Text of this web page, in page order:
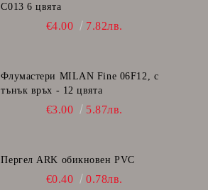
C013 6 цвята
€4.00 7.82лв.
Флумастери MILAN Fine 06F12, с
тънък връх - 12 цвята
€3.00 5.87лв.
Пергел ARK обикновен PVC
€0.40 0.78лв.